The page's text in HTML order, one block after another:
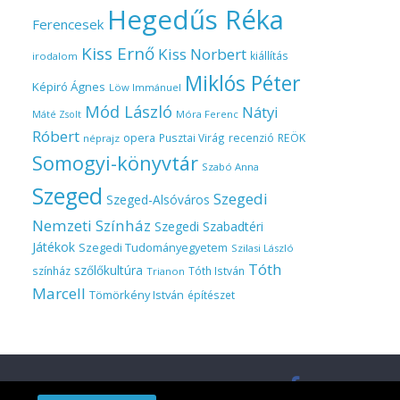
Ferencesek Hegedűs Réka
irodalom Kiss Ernő Kiss Norbert kiállítás
Képiró Ágnes Löw Immánuel Miklós Péter
Máté Zsolt Mód László Móra Ferenc Nátyi
Róbert néprajz opera Pusztai Virág recenzió REÖK
Somogyi-könyvtár Szabó Anna
Szeged Szeged-Alsóváros Szegedi
Nemzeti Színház Szegedi Szabadtéri
Játékok Szegedi Tudományegyetem Szilasi László
színház szőlőkultúra Trianon Tóth István Tóth
Marcell Tömörkény István építészet